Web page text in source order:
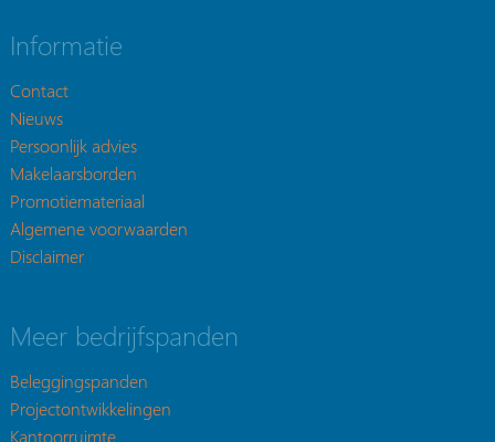
Informatie
Contact
Nieuws
Persoonlijk advies
Makelaarsborden
Promotiemateriaal
Algemene voorwaarden
Disclaimer
Meer bedrijfspanden
Beleggingspanden
Projectontwikkelingen
Kantoorruimte